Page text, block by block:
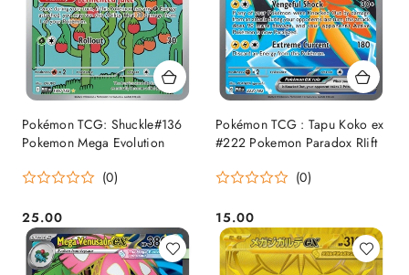
Pokémon TCG: Shuckle#136
Pokemon Mega Evolution
(0)
Cena:
25.00
Pokémon TCG : Tapu Koko ex
#222 Pokemon Paradox RIift
(0)
Cena:
15.00